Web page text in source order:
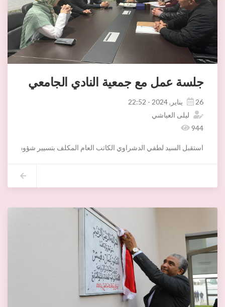
جلسة عمل مع جمعية النادي الجامعي
26 يناير, 2024 - 22:52
ليلى العياشي
944
استقبل السيد لطفي الدشراوي الكاتب العام المكلف بتسيير شؤون بلدية اريانة اليوم الجمعة 26 جانفي 2024 الهيئة المديرة لجمعية النادي الرياضي الجامعي للكرةالطاىرة يتقدمهم السيد عتاب الشتالي رئيس الجمعية، حيث كانت فرصة لتبادل الاراء حول سير الجمعية والعمل على تقديم أفضل الخدمات بعد غياب دام حوالي ثلاث سنوات( لاسباب تخصها ) وذلك لاستئناف الانشطة الرياضية من